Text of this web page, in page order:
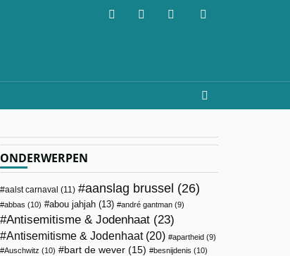
ONDERWERPEN
aalst carnaval (11) aanslag brussel (26)
abbas (10) abou jahjah (13) andré gantman (9)
Antisemitisme & Jodenhaat (23)
Antisemitisme & Jodenhaat(20) apartheid (9)
Auschwitz (10) bart de wever (15) besnijdenis (10)